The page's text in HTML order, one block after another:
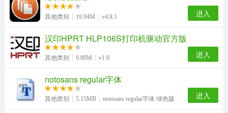
其他类别 19.94M v4.8.1 进入
汉印HPRT HLP106S打印机驱动官方版
其他类别 0.89M v1.0 进入
notosans regular字体
其他类别 5.15MB notosans regular字体 绿色版 进入